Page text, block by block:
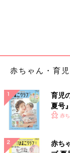
米 64人 （
■贈るものは…
Q.どんなものを贈
赤ちゃん・育
育児
夏号
いっ
赤
赤ち